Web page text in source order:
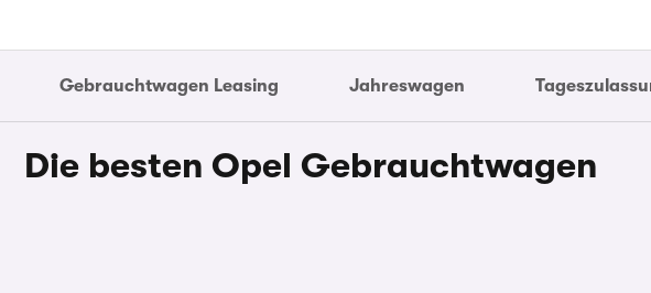
Gebrauchtwagen Leasing Jahreswagen
Die besten Opel Gebrauchtwagen